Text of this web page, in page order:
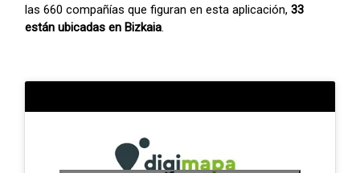
las 660 compañías que figuran en esta aplicación, 33
están ubicadas en Bizkaia.